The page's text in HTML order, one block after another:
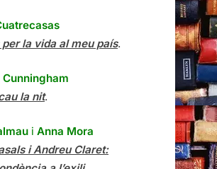
per la vida al meu país.
la nit.
i Anna Mora
i Andreu Claret: